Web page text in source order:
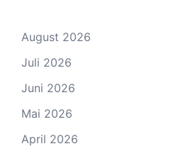
August 2026
Juli 2026
Juni 2026
Mai 2026
April 2026